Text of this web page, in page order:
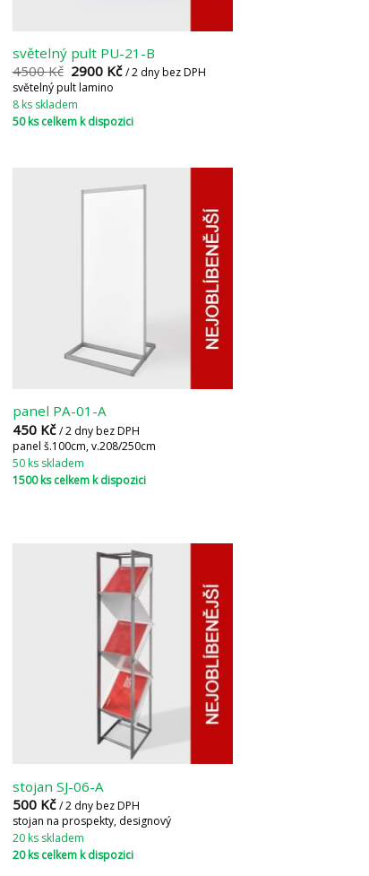
světelný pult PU-21-B
4500Kč 2900 Kč / 2 dny bez DPH
světelný pult lamino
8 ks skladem
50 ks celkem k dispozici
panel PA-01-A
450 Kč / 2 dny bez DPH
panel š.100cm, v.208/250cm
50 ks skladem
1500 ks celkem k dispozici
stojan SJ-06-A
500 Kč / 2 dny bez DPH
stojan na prospekty, designový
20 ks skladem
20 ks celkem k dispozici